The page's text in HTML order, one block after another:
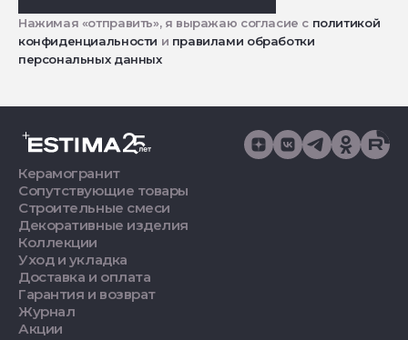
Нажимая «отправить», я выражаю согласие с политикой
конфиденциальности и правилами обработки
персональных данных
Керамогранит
Сопутствующие товары
Строительные смеси
Декоративные изделия
Коллекции
Уход и укладка
Доставка и оплата
Гарантия и возврат
Журнал
Акции